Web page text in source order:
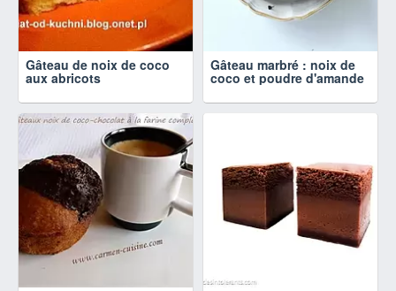
Gâteau de noix de coco
aux abricots
Gâteau marbré : noix de
coco et poudre d'amande